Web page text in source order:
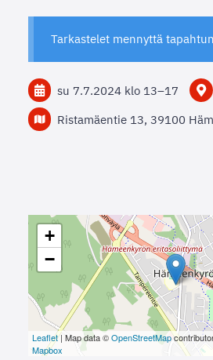
Tarkastelet mennyttä
su 7.7.2024 klo 13–17
Ristamäentie 13, 39100
+
−
Leaflet| Map data ©OpenStreetMap
Mapbox